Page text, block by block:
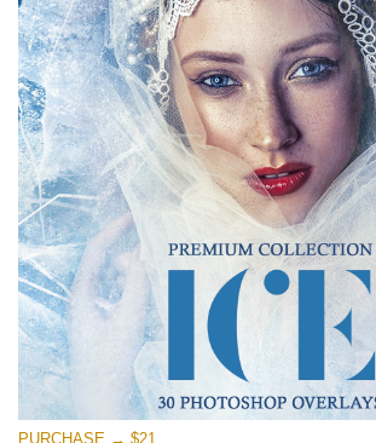
Entire Collection
(1783 Overlays)
Large 6000*4000px
Tải xuống miễn phí
PURCHASE → $21